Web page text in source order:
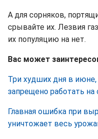
А для сорняков,
срывайте их. Лезвия
их популяцию на нет.
Вас может
Три худших дня в июне,
запрещено работать на
Главная ошибка при
уничтожает весь